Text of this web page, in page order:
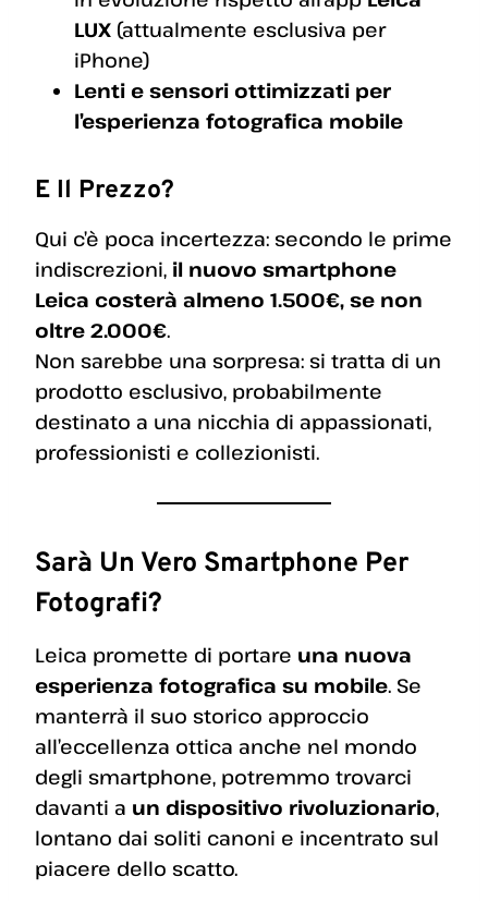
LUX (attualmente esclusiva per
iPhone)
Lenti e sensori ottimizzati per
l’esperienza fotografica mobile
E Il Prezzo?
Qui c’è poca incertezza: secondo le prime
indiscrezioni, il nuovo smartphone
Leica costerà almeno 1.500€, se non
oltre 2.000€.
Non sarebbe una sorpresa: si tratta di un
prodotto esclusivo, probabilmente
destinato a una nicchia di appassionati,
professionisti e collezionisti.
Sarà Un Vero Smartphone Per
Fotografi?
Leica promette di portare una nuova
esperienza fotografica su mobile. Se
manterrà il suo storico approccio
all’eccellenza ottica anche nel mondo
degli smartphone, potremmo trovarci
davanti a un dispositivo rivoluzionario,
lontano dai soliti canoni e incentrato sul
piacere dello scatto.